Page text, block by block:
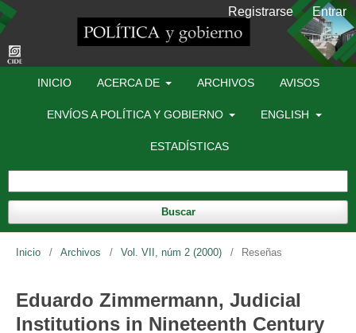
INICIO ACERCA DE ARCHIVOS AVISOS
ENVÍOS A POLÍTICA Y GOBIERNO ENGLISH
ESTADÍSTICAS
Buscar
Registrarse Entrar
Inicio / Archivos / Vol. VII, núm 2 (2000) / Reseñas
Eduardo Zimmermann, Judicial
Institutions in Nineteenth Century